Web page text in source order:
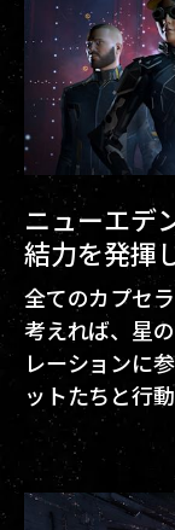
ニューエデ
結力を発揮
全てのカプセ
考えれば、星
レーションに
ットたちと行